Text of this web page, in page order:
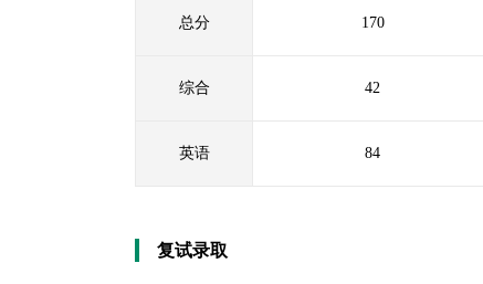
总分 170
综合 42
英语 84
复试录取